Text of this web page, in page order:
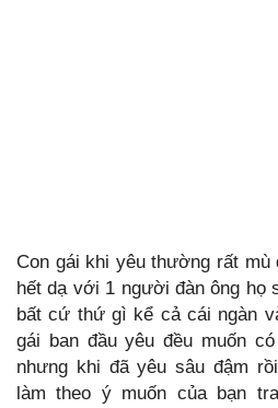
Con gái khi yêu thường rất mù
hết dạ với 1 người đàn ông họ
bất cứ thứ gì kể cả cái ngàn
gái ban đầu yêu đều muốn
nhưng khi đã yêu sâu đậm
làm theo ý muốn của bạn